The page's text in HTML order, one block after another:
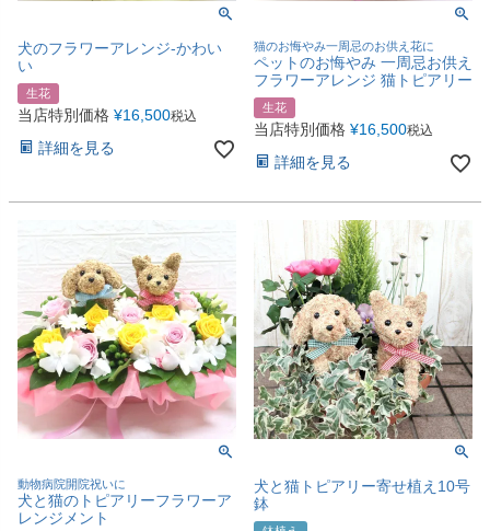
犬のフラワーアレンジ-かわい
い
生花
当店特別価格 ¥16,500税込
詳細を見る
猫のお悔やみ一周忌のお供え花に
ペットのお悔やみ 一周忌お供え
フラワーアレンジ 猫トピアリー
生花
当店特別価格 ¥16,500税込
詳細を見る
動物病院開院祝いに
犬と猫のトピアリーフラワーア
レンジメント
犬と猫トピアリー寄せ植え10号
鉢